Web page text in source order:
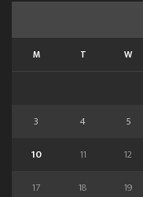
M T W
3
4 5
10
11 12
17
18 19